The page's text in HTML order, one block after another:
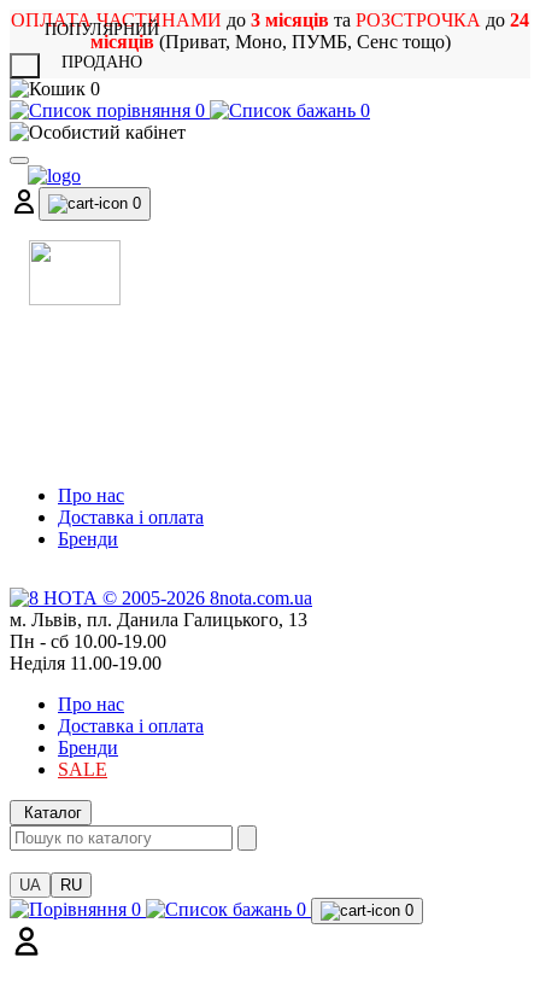
ОПЛАТА ЧАСТИНАМИ до 3 місяців та РОЗСТРОЧКА до 24
місяців(Приват, Моно, ПУМБ, Сенс тощо)
0
0
0
0
Про нас
Доставка і оплата
Бренди
м. Львів, пл. Данила Галицького, 13
Пн - сб 10.00-19.00
Неділя 11.00-19.00
Про нас
Доставка і оплата
Бренди
SALE
Каталог
UA RU
0 0 0
ПОПУЛЯРНИЙ
ПРОДАНО